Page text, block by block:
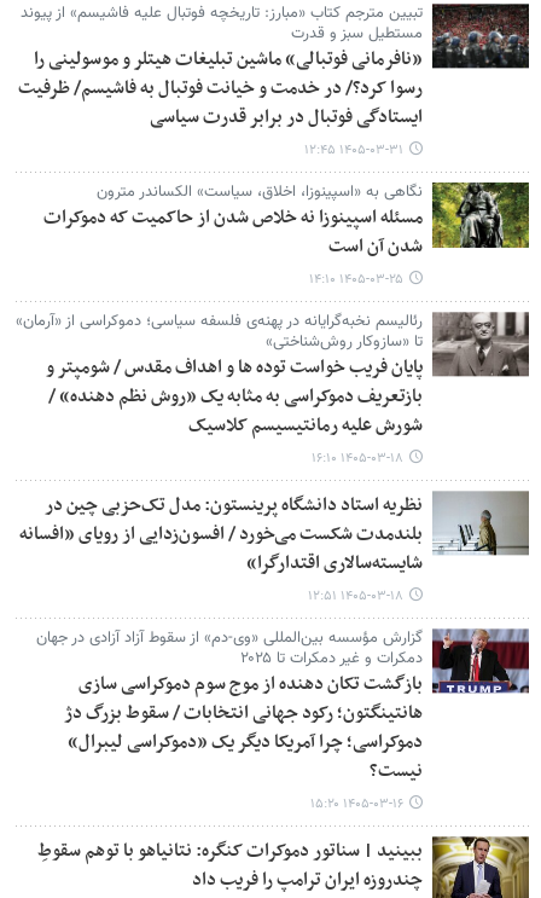
تبیین مترجم کتاب «مبارز: تاریخچه فوتبال علیه فاشیسم» از پیوند
مستطیل سبز و قدرت
«نافرمانی فوتبالی» ماشین تبلیغات هیتلر و موسولینی را
رسوا کرد؟/ در خدمت و خیانت فوتبال به فاشیسم/ ظرفیت
ایستادگی فوتبال در برابر قدرت سیاسی
۱۴۰۵-۰۳-۳۱ ۱۲:۴۵
نگاهی به «اسپینوزا، اخلاق، سیاست» الکساندر مترون
مسئله اسپینوزا نه خلاص شدن از حاکمیت که دموکرات
شدن آن است
۱۴۰۵-۰۳-۲۵ ۱۴:۱۰
رئالیسم نخبه‌گرایانه در پهنه‌ی فلسفه سیاسی؛ دموکراسی از «آرمان»
تا «سازوکار روش‌شناختی»
پایان فریب خواست توده ها و اهداف مقدس / شومپتر و
بازتعریف دموکراسی به مثابه یک «روش نظم دهنده» /
شورش علیه رمانتیسیسم کلاسیک
۱۴۰۵-۰۳-۱۸ ۱۶:۱۰
نظریه استاد دانشگاه پرینستون: مدل تک‌حزبی چین در
بلندمدت شکست می‌خورد / افسون‌زدایی از رویای «افسانه
شایسته‌سالاری اقتدارگرا»
۱۴۰۵-۰۳-۱۸ ۱۲:۵۱
گزارش مؤسسه بین‌المللی «وی-دم» از سقوط آزاد آزادی در جهان
دمکرات و غیر دمکرات تا ۲۰۲۵
بازگشت تکان دهنده از موج سوم دموکراسی سازی
هانتینگتون؛ رکود جهانی انتخابات / سقوط بزرگ دژ
دموکراسی؛ چرا آمریکا دیگر یک «دموکراسی لیبرال»
نیست؟
۱۴۰۵-۰۳-۱۶ ۱۵:۲۰
ببینید | سناتور دموکرات کنگره: نتانیاهو با توهم سقوطِ
چندروزه ایران ترامپ را فریب داد